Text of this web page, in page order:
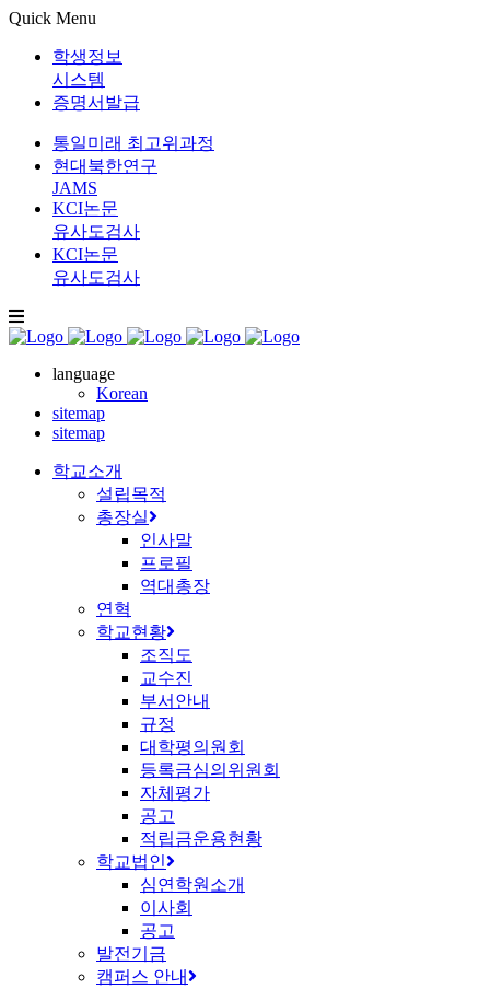
Quick Menu
학생정보
시스템
증명서발급
통일미래 최고위과정
현대북한연구
JAMS
KCI논문
유사도검사
KCI논문
유사도검사
language
Korean
sitemap
sitemap
학교소개
설립목적
총장실
인사말
프로필
역대총장
연혁
학교현황
조직도
교수진
부서안내
규정
대학평의원회
등록금심의위원회
자체평가
공고
적립금운용현황
학교법인
심연학원소개
이사회
공고
발전기금
캠퍼스 안내